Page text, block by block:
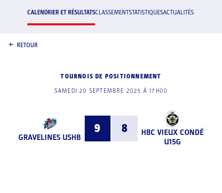
CALENDRIER ET RÉSULTATSCLASSEMENTSTATISTIQUESACTUALITÉS
RETOUR
TOURNOIS DE POSITIONNEMENT
SAMEDI 20 SEPTEMBRE 2025 À 17H00
GRAVELINES USHB
9 8
HBC VIEUX CONDÉ
U15G